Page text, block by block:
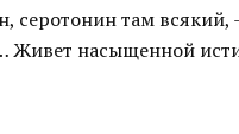
там всякий,
Живет насыщенной